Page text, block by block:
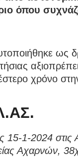
όπου
ως
χρόνο
15-1-2024
Αχαρνών,